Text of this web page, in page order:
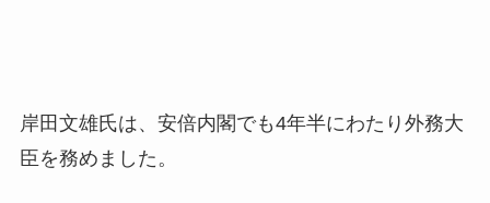
岸田文雄氏は、安倍内閣でも4年半にわたり外務大
臣を務めました。